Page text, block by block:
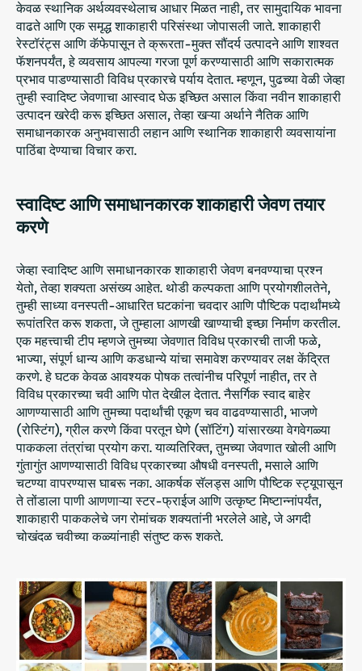
केवळ स्थानिक अर्थव्यवस्थेलाच आधार मिळत नाही, तर सामुदायिक भावना
वाढते आणि एक समृद्ध शाकाहारी परिसंस्था जोपासली जाते. शाकाहारी
रेस्टॉरंट्स आणि कॅफेपासून ते क्रूरता-मुक्त सौंदर्य उत्पादने आणि शाश्वत
फॅशनपर्यंत, हे व्यवसाय आपल्या गरजा पूर्ण करण्यासाठी आणि सकारात्मक
प्रभाव पाडण्यासाठी विविध प्रकारचे पर्याय देतात. म्हणून, पुढच्या वेळी जेव्हा
तुम्ही स्वादिष्ट जेवणाचा आस्वाद घेऊ इच्छित असाल किंवा नवीन शाकाहारी
उत्पादन खरेदी करू इच्छित असाल, तेव्हा खऱ्या अर्थाने नैतिक आणि
समाधानकारक अनुभवासाठी लहान आणि स्थानिक शाकाहारी व्यवसायांना
पाठिंबा देण्याचा विचार करा.
स्वादिष्ट आणि समाधानकारक शाकाहारी जेवण तयार
करणे
जेव्हा स्वादिष्ट आणि समाधानकारक शाकाहारी जेवण बनवण्याचा प्रश्न
येतो, तेव्हा शक्यता असंख्य आहेत. थोडी कल्पकता आणि प्रयोगशीलतेने,
तुम्ही साध्या वनस्पती-आधारित घटकांना चवदार आणि पौष्टिक पदार्थांमध्ये
रूपांतरित करू शकता, जे तुम्हाला आणखी खाण्याची इच्छा निर्माण करतील.
एक महत्त्वाची टीप म्हणजे तुमच्या जेवणात विविध प्रकारची ताजी फळे,
भाज्या, संपूर्ण धान्य आणि कडधान्ये यांचा समावेश करण्यावर लक्ष केंद्रित
करणे. हे घटक केवळ आवश्यक पोषक तत्वांनीच परिपूर्ण नाहीत, तर ते
विविध प्रकारच्या चवी आणि पोत देखील देतात. नैसर्गिक स्वाद बाहेर
आणण्यासाठी आणि तुमच्या पदार्थांची एकूण चव वाढवण्यासाठी, भाजणे
(रोस्टिंग), ग्रील करणे किंवा परतून घेणे (सॉटिंग) यांसारख्या वेगवेगळ्या
पाककला तंत्रांचा प्रयोग करा. याव्यतिरिक्त, तुमच्या जेवणात खोली आणि
गुंतागुंत आणण्यासाठी विविध प्रकारच्या औषधी वनस्पती, मसाले आणि
चटण्या वापरण्यास घाबरू नका. आकर्षक सॅलड्स आणि पौष्टिक स्ट्यूपासून
ते तोंडाला पाणी आणणाऱ्या स्टर-फ्राईज आणि उत्कृष्ट मिष्टान्नांपर्यंत,
शाकाहारी पाककलेचे जग रोमांचक शक्यतांनी भरलेले आहे, जे अगदी
चोखंदळ चवीच्या कळ्यांनाही संतुष्ट करू शकते.